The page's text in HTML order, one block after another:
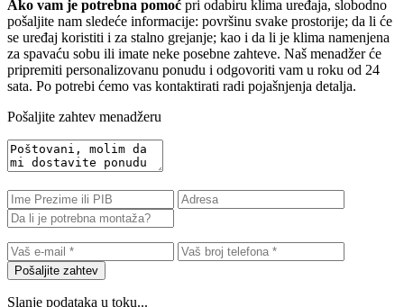
Ako vam je potrebna pomoć pri odabiru klima uređaja, slobodno
pošaljite nam sledeće informacije: površinu svake prostorije; da li će
se uređaj koristiti i za stalno grejanje; kao i da li je klima namenjena
za spavaću sobu ili imate neke posebne zahteve. Naš menadžer će
pripremiti personalizovanu ponudu i odgovoriti vam u roku od 24
sata. Po potrebi ćemo vas kontaktirati radi pojašnjenja detalja.
Pošaljite zahtev menadžeru
Pošaljite zahtev
Slanje podataka u toku...